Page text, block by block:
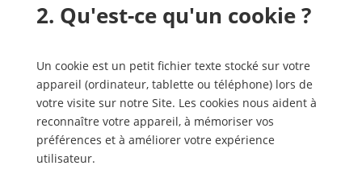
2. Qu'est-ce qu'un cookie ?
Un cookie est un petit fichier texte stocké sur votre
appareil (ordinateur, tablette ou téléphone) lors de
votre visite sur notre Site. Les cookies nous aident à
reconnaître votre appareil, à mémoriser vos
préférences et à améliorer votre expérience
utilisateur.